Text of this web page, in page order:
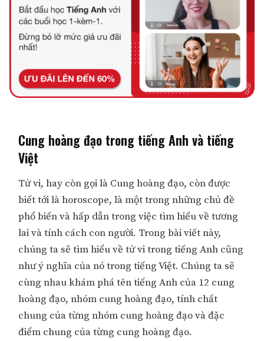
Cung hoàng đạo trong tiếng Anh và tiếng
Việt
Tử vi, hay còn gọi là Cung hoàng đạo, còn được
biết tới là horoscope, là một trong những chủ đề
phổ biến và hấp dẫn trong việc tìm hiểu về tương
lai và tính cách con người. Trong bài viết này,
chúng ta sẽ tìm hiểu về tử vi trong tiếng Anh cũng
như ý nghĩa của nó trong tiếng Việt. Chúng ta sẽ
cùng nhau khám phá tên tiếng Anh của 12 cung
hoàng đạo, nhóm cung hoàng đạo, tính chất
chung của từng nhóm cung hoàng đạo và đặc
điểm chung của từng cung hoàng đạo.